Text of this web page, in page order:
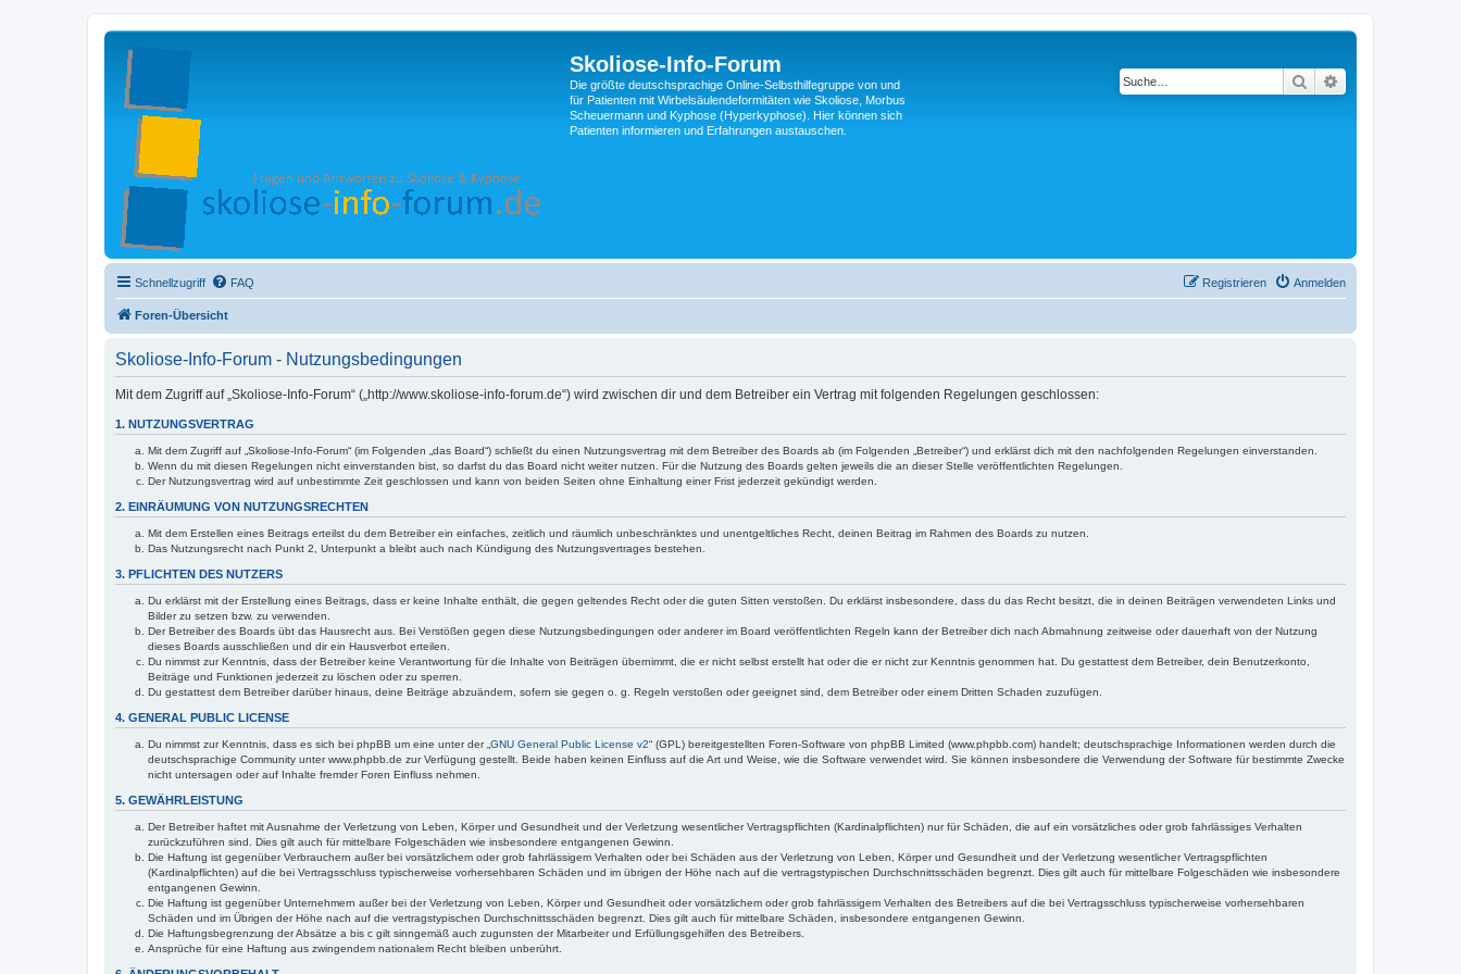
Skoliose-Info-Forum
Die größte deutschsprachige Online-Selbsthilfegruppe von und
für Patienten mit Wirbelsäulendeformitäten wie Skoliose, Morbus
Scheuermann und Kyphose (Hyperkyphose). Hier können sich
Patienten informieren und Erfahrungen austauschen.
Suche
Schnellzugriff FAQ Anmelden
Registrieren
Foren-Übersicht
Skoliose-Info-Forum - Nutzungsbedingungen
Mit dem Zugriff auf „Skoliose-Info-Forum“ („http://www.skoliose-info-forum.de“) wird zwischen dir und dem Betreiber ein Vertrag mit folgenden Regelungen geschlossen:
1. NUTZUNGSVERTRAG
Mit dem Zugriff auf „Skoliose-Info-Forum“ (im Folgenden „das Board“) schließt du einen Nutzungsvertrag mit dem Betreiber des Boards ab (im Folgenden „Betreiber“) und erklärst dich mit den nachfolgenden Regelungen einverstanden.
Wenn du mit diesen Regelungen nicht einverstanden bist, so darfst du das Board nicht weiter nutzen. Für die Nutzung des Boards gelten jeweils die an dieser Stelle veröffentlichten Regelungen.
Der Nutzungsvertrag wird auf unbestimmte Zeit geschlossen und kann von beiden Seiten ohne Einhaltung einer Frist jederzeit gekündigt werden.
2. EINRÄUMUNG VON NUTZUNGSRECHTEN
Mit dem Erstellen eines Beitrags erteilst du dem Betreiber ein einfaches, zeitlich und räumlich unbeschränktes und unentgeltliches Recht, deinen Beitrag im Rahmen des Boards zu nutzen.
Das Nutzungsrecht nach Punkt 2, Unterpunkt a bleibt auch nach Kündigung des Nutzungsvertrages bestehen.
3. PFLICHTEN DES NUTZERS
Du erklärst mit der Erstellung eines Beitrags, dass er keine Inhalte enthält, die gegen geltendes Recht oder die guten Sitten verstoßen. Du erklärst insbesondere, dass du das Recht besitzt, die in deinen Beiträgen verwendeten Links und
Bilder zu setzen bzw. zu verwenden.
Der Betreiber des Boards übt das Hausrecht aus. Bei Verstößen gegen diese Nutzungsbedingungen oder anderer im Board veröffentlichten Regeln kann der Betreiber dich nach Abmahnung zeitweise oder dauerhaft von der Nutzung
dieses Boards ausschließen und dir ein Hausverbot erteilen.
Du nimmst zur Kenntnis, dass der Betreiber keine Verantwortung für die Inhalte von Beiträgen übernimmt, die er nicht selbst erstellt hat oder die er nicht zur Kenntnis genommen hat. Du gestattest dem Betreiber, dein Benutzerkonto,
Beiträge und Funktionen jederzeit zu löschen oder zu sperren.
Du gestattest dem Betreiber darüber hinaus, deine Beiträge abzuändern, sofern sie gegen o. g. Regeln verstoßen oder geeignet sind, dem Betreiber oder einem Dritten Schaden zuzufügen.
4. GENERAL PUBLIC LICENSE
Du nimmst zur Kenntnis, dass es sich bei phpBB um eine unter der „ GNU General Public License v2“ (GPL) bereitgestellten Foren-Software von phpBB Limited (www.phpbb.com) handelt; deutschsprachige Informationen werden durch die
deutschsprachige Community unter www.phpbb.de zur Verfügung gestellt. Beide haben keinen Einfluss auf die Art und Weise, wie die Software verwendet wird. Sie können insbesondere die Verwendung der Software für bestimmte Zwecke
nicht untersagen oder auf Inhalte fremder Foren Einfluss nehmen.
5. GEWÄHRLEISTUNG
Der Betreiber haftet mit Ausnahme der Verletzung von Leben, Körper und Gesundheit und der Verletzung wesentlicher Vertragspflichten (Kardinalpflichten) nur für Schäden, die auf ein vorsätzliches oder grob fahrlässiges Verhalten
zurückzuführen sind. Dies gilt auch für mittelbare Folgeschäden wie insbesondere entgangenen Gewinn.
Die Haftung ist gegenüber Verbrauchern außer bei vorsätzlichem oder grob fahrlässigem Verhalten oder bei Schäden aus der Verletzung von Leben, Körper und Gesundheit und der Verletzung wesentlicher Vertragspflichten
(Kardinalpflichten) auf die bei Vertragsschluss typischerweise vorhersehbaren Schäden und im übrigen der Höhe nach auf die vertragstypischen Durchschnittsschäden begrenzt. Dies gilt auch für mittelbare Folgeschäden wie insbesondere
entgangenen Gewinn.
Die Haftung ist gegenüber Unternehmern außer bei der Verletzung von Leben, Körper und Gesundheit oder vorsätzlichem oder grob fahrlässigem Verhalten des Betreibers auf die bei Vertragsschluss typischerweise vorhersehbaren
Schäden und im Übrigen der Höhe nach auf die vertragstypischen Durchschnittsschäden begrenzt. Dies gilt auch für mittelbare Schäden, insbesondere entgangenen Gewinn.
Die Haftungsbegrenzung der Absätze a bis c gilt sinngemäß auch zugunsten der Mitarbeiter und Erfüllungsgehilfen des Betreibers.
Ansprüche für eine Haftung aus zwingendem nationalem Recht bleiben unberührt.